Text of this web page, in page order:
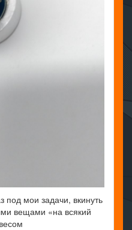
мои задачи, вкинуть
вещами «на всякий